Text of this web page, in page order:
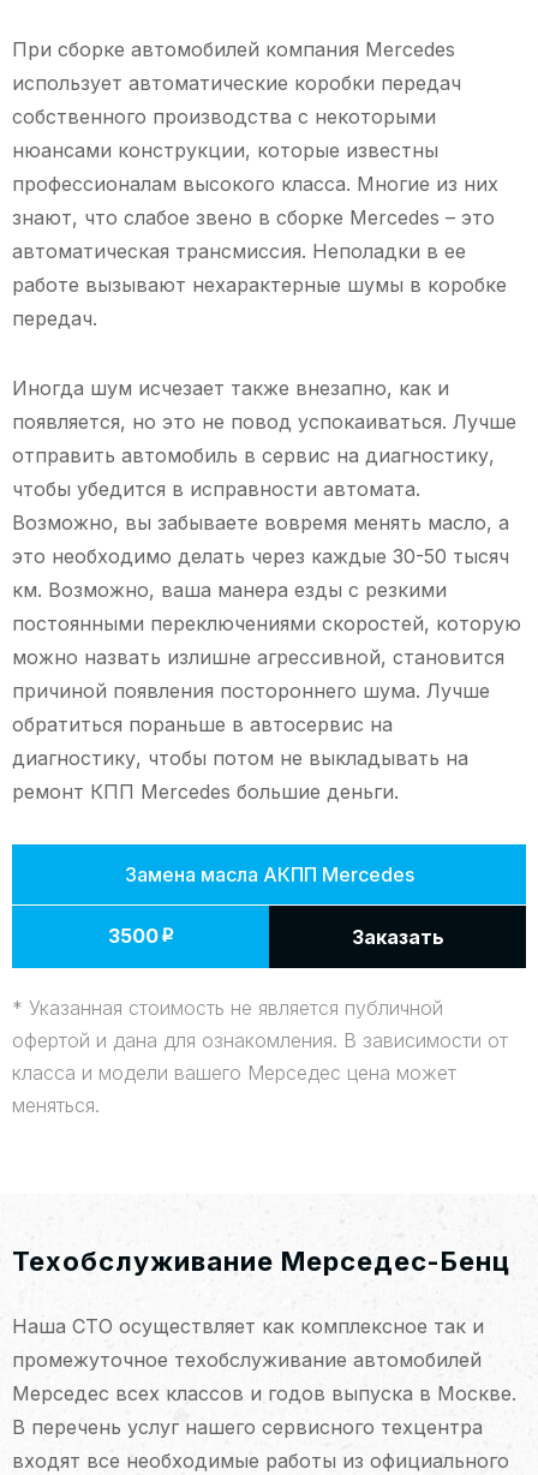
При сборке автомобилей компания Mercedes
использует автоматические коробки передач
собственного производства с некоторыми
нюансами конструкции, которые известны
профессионалам высокого класса. Многие из них
знают, что слабое звено в сборке Mercedes – это
автоматическая трансмиссия. Неполадки в ее
работе вызывают нехарактерные шумы в коробке
передач.
Иногда шум исчезает также внезапно, как и
появляется, но это не повод успокаиваться. Лучше
отправить автомобиль в сервис на диагностику,
чтобы убедится в исправности автомата.
Возможно, вы забываете вовремя менять масло, а
это необходимо делать через каждые 30-50 тысяч
км. Возможно, ваша манера езды с резкими
постоянными переключениями скоростей, которую
можно назвать излишне агрессивной, становится
причиной появления постороннего шума. Лучше
обратиться пораньше в автосервис на
диагностику, чтобы потом не выкладывать на
ремонт КПП Mercedes большие деньги.
Замена масла АКПП Mercedes
Заказать
3500p
* Указанная стоимость не является публичной
офертой и дана для ознакомления. В зависимости от
класса и модели вашего Мерседес цена может
меняться.
Техобслуживание Мерседес-Бенц
Наша СТО осуществляет как комплексное так и
промежуточное техобслуживание автомобилей
Мерседес всех классов и годов выпуска в Москве.
В перечень услуг нашего сервисного техцентра
входят все необходимые работы из официального